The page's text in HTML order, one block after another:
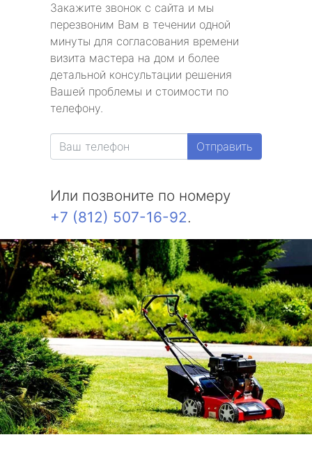
Закажите звонок с сайта и мы
перезвоним Вам в течении одной
минуты для согласования времени
визита мастера на дом и более
детальной консультации решения
Вашей проблемы и стоимости по
телефону.
Отправить
Или позвоните по номеру
+7 (812) 507-16-92.